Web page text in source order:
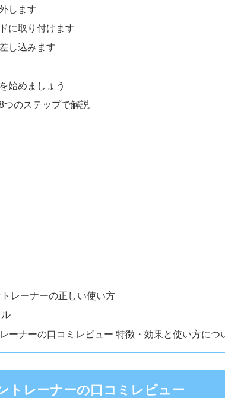
します
に取り付けます
し込みます
始めましょう
つのステップで解説
レーナーの正しい使い方
ーナーの口コミレビュー 特徴・効果と使い方につ
トレーナーの口コミレビュー